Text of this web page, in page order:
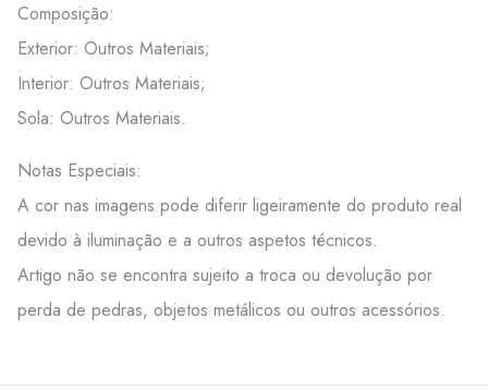
Composição:
Exterior: Outros Materiais;
Interior: Outros Materiais;
Sola: Outros Materiais.
Notas Especiais:
A cor nas imagens pode diferir ligeiramente do produto real
devido à iluminação e a outros aspetos técnicos.
Artigo não se encontra sujeito a troca ou devolução por
perda de pedras, objetos metálicos ou outros acessórios.